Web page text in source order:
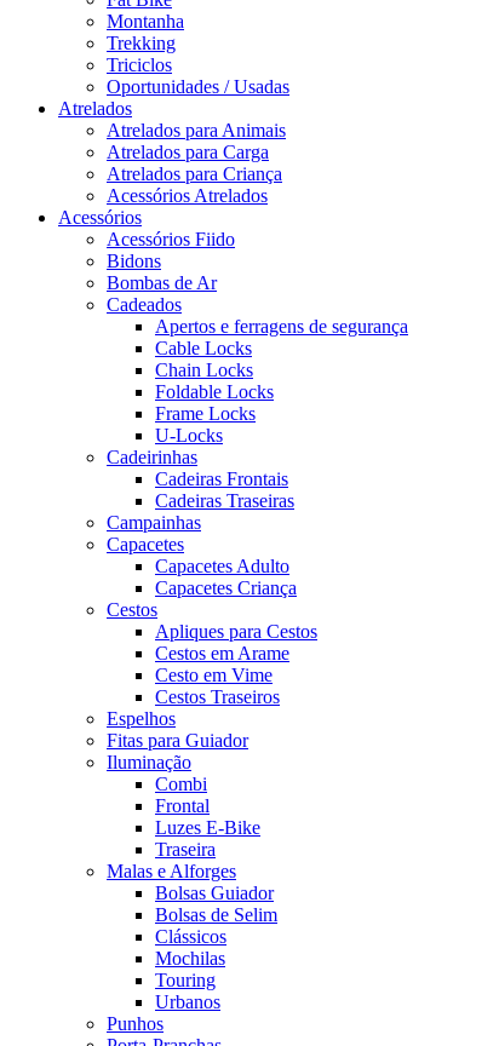
Montanha
Trekking
Triciclos
Oportunidades / Usadas
Atrelados
Atrelados para Animais
Atrelados para Carga
Atrelados para Criança
Acessórios Atrelados
Acessórios
Acessórios Fiido
Bidons
Bombas de Ar
Cadeados
Apertos e ferragens de segurança
Cable Locks
Chain Locks
Foldable Locks
Frame Locks
U-Locks
Cadeirinhas
Cadeiras Frontais
Cadeiras Traseiras
Campainhas
Capacetes
Capacetes Adulto
Capacetes Criança
Cestos
Apliques para Cestos
Cestos em Arame
Cesto em Vime
Cestos Traseiros
Espelhos
Fitas para Guiador
Iluminação
Combi
Frontal
Luzes E-Bike
Traseira
Malas e Alforges
Bolsas Guiador
Bolsas de Selim
Clássicos
Mochilas
Touring
Urbanos
Punhos